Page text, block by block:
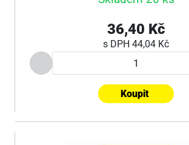
36,40 Kč
s DPH 44,04 Kč
Koupit